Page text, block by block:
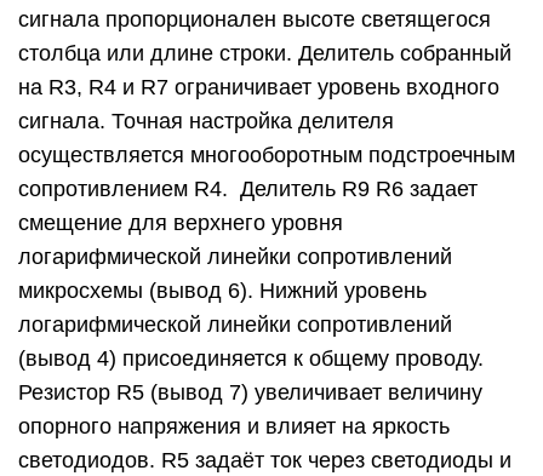
сигнала пропорционален высоте светящегося
столбца или длине строки. Делитель собранный
на R3, R4 и R7 ограничивает уровень входного
сигнала. Точная настройка делителя
осуществляется многооборотным подстроечным
сопротивлением R4. Делитель R9 R6 задает
смещение для верхнего уровня
логарифмической линейки сопротивлений
микросхемы (вывод 6). Нижний уровень
логарифмической линейки сопротивлений
(вывод 4) присоединяется к общему проводу.
Резистор R5 (вывод 7) увеличивает величину
опорного напряжения и влияет на яркость
светодиодов. R5 задаёт ток через светодиоды и